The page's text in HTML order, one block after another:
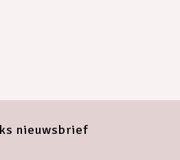
nieuwsbrief